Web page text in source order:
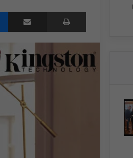
Messenger Compartir por correo electrónico Imprimir